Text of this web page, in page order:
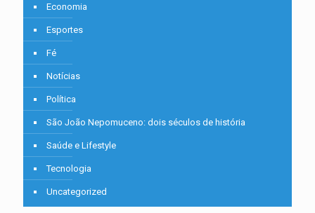
Economia
Esportes
Fé
Notícias
Política
São João Nepomuceno: dois séculos de história
Saúde e Lifestyle
Tecnologia
Uncategorized